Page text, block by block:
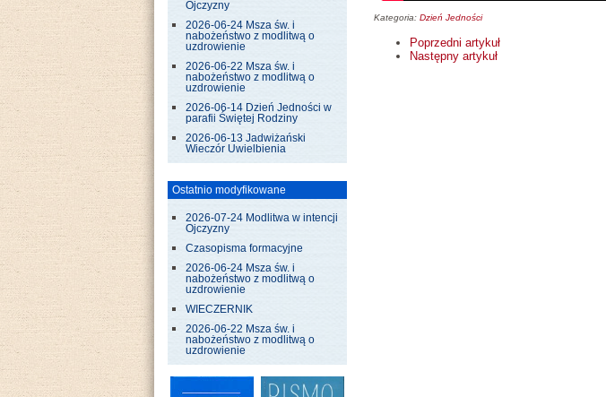
Ojczyzny
2026-06-24 Msza św. i
nabożeństwo z modlitwą o
uzdrowienie
2026-06-22 Msza św. i
nabożeństwo z modlitwą o
uzdrowienie
2026-06-14 Dzień Jedności w
parafii Świętej Rodziny
2026-06-13 Jadwiżański
Wieczór Uwielbienia
Ostatnio modyfikowane
2026-07-24 Modlitwa w intencji
Ojczyzny
Czasopisma formacyjne
2026-06-24 Msza św. i
nabożeństwo z modlitwą o
uzdrowienie
WIECZERNIK
2026-06-22 Msza św. i
nabożeństwo z modlitwą o
uzdrowienie
Kategoria: Dzień Jedności
Poprzedni artykuł
Następny artykuł